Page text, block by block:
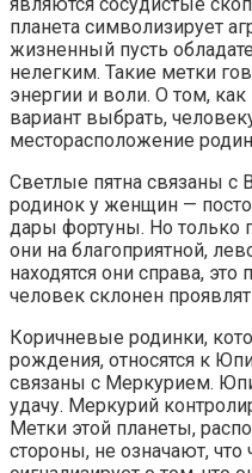
являются сосудистые
планета символизирует
жизненный пусть
нелегким. Такие метки
энергии и воли. О том,
вариант выбрать,
месторасположение
Светлые пятна связаны с
родинок у женщин —
дары фортуны. Но только
они на благоприятной,
находятся они справа,
человек склонен
Коричневые родинки,
рождения, относятся к
связаны с Меркурием.
удачу. Меркурий
Метки этой планеты,
стороны, не означают, что